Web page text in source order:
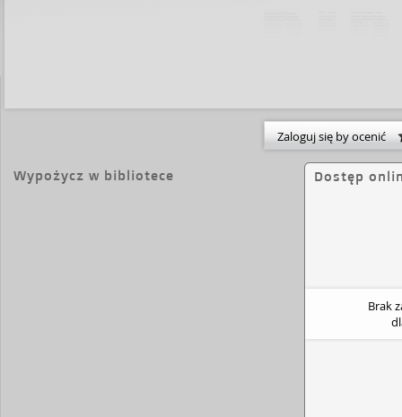
Zaloguj się by ocenić
Wypożycz w bibliotece Dostęp
Brak